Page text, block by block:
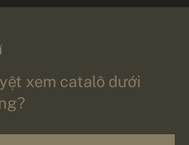
xem catalô dưới